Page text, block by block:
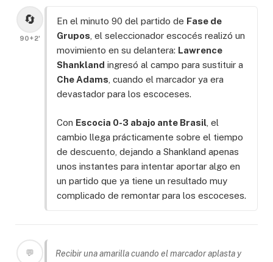
🔄
90+2'
En el minuto 90 del partido de Fase de
Grupos , el seleccionador escocés realizó un
movimiento en su delantera: Lawrence
Shankland ingresó al campo para sustituir a
Che Adams , cuando el marcador ya era
devastador para los escoceses.
Con Escocia 0-3 abajo ante Brasil , el
cambio llega prácticamente sobre el tiempo
de descuento, dejando a Shankland apenas
unos instantes para intentar aportar algo en
un partido que ya tiene un resultado muy
complicado de remontar para los escoceses.
💬
Recibir una amarilla cuando el marcador aplasta y